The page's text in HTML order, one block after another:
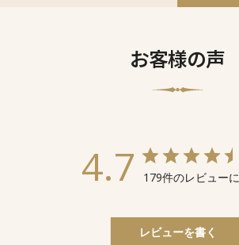
お客様の声
4.7 179件のレビュー
レビューを書く